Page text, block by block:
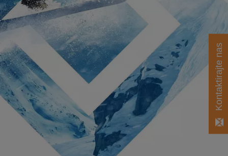
Kontaktirajte nas